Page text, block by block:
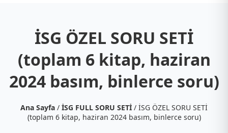
İSG ÖZEL SORU SETİ
(toplam 6 kitap, haziran
2024 basım, binlerce soru)
Ana Sayfa / İSG FULL SORU SETİ / İSG ÖZEL SORU SETİ
(toplam 6 kitap, haziran 2024 basım, binlerce soru)